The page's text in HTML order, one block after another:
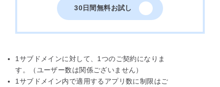
30日間無料お試し
1サブドメインに対して、1つのご契約になりま
す。（ユーザー数は関係ございません）
1サブドメイン内で適用するアプリ数に制限はご